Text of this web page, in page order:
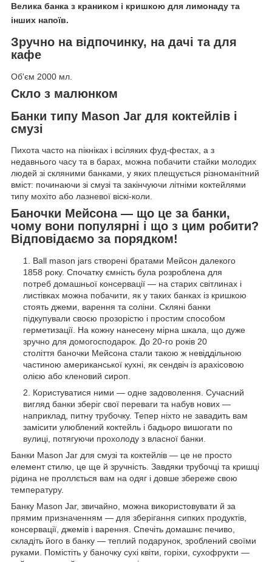
Велика банка з краником і кришкою для лимонаду та
інших напоїв.
Зручно на відпочинку, на дачі та для
кафе
Об'єм 2000 мл.
Скло з малюнком
Банки типу Mason Jar для коктейлів і
смузі
Пихота часто на пікніках і всіляких фуд-фестах, а з
недавнього часу та в барах, можна побачити стайки молодих
людей зі скляними банками, у яких плещується різноманітний
вміст: починаючи зі смузі та закінчуючи літніми коктейлями
типу мохіто або лазневої віскі-коли.
Баночки Мейсона — що це за банки,
чому вони популярні і що з цим робити?
Відповідаємо за порядком!
Ball mason jars створені братами Мейсон далекого
1858 року. Спочатку ємність була розроблена для
потреб домашньої консервації — на старих світлинах і
листівках можна побачити, як у таких банках із кришкою
стоять джеми, варення та соліни. Скляні банки
підкупували своєю прозорістю і простим способом
герметизації. На кожну нанесену мірна шкала, що дуже
зручно для домогосподарок. До 20-го років 20
століття баночки Мейсона стали такою ж невіддільною
частиною американської кухні, як сендвіч із арахісовою
олією або кленовий сироп.
Користуватися ними — одне задоволення. Сучасний
вигляд банки зберіг свої переваги та набув нових —
наприклад, питну трубочку. Тепер ніхто не завадить вам
замісити улюблений коктейль і бадьоро вишогати по
вулиці, потягуючи прохолоду з власної банки.
Банки Mason Jar для смузі та коктейлів — це не просто
елемент стилю, це ще й зручність. Завдяки трубочці та кришці
рідина не проллється вам на одяг і довше збереже свою
температуру.
Банку Mason Jar, звичайно, можна використовувати й за
прямим призначенням — для зберігання сипких продуктів,
консервації, джемів і варення. Спечіть домашнє печиво,
складіть його в банку — теплий подарунок, зроблений своїми
руками. Помістіть у баночку сухі квіти, горіхи, сухофрукти —